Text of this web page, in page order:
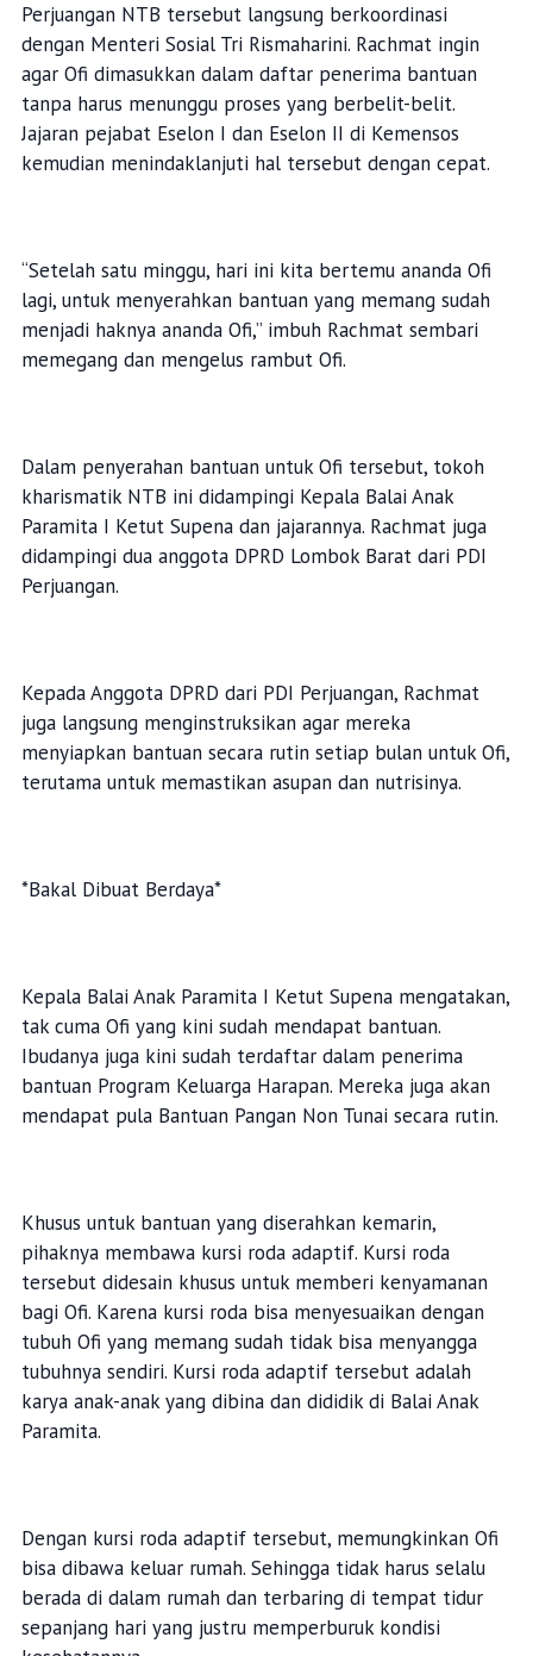
Perjuangan NTB tersebut langsung berkoordinasi
dengan Menteri Sosial Tri Rismaharini. Rachmat ingin
agar Ofi dimasukkan dalam daftar penerima bantuan
tanpa harus menunggu proses yang berbelit-belit.
Jajaran pejabat Eselon I dan Eselon II di Kemensos
kemudian menindaklanjuti hal tersebut dengan cepat.
“Setelah satu minggu, hari ini kita bertemu ananda Ofi
lagi, untuk menyerahkan bantuan yang memang sudah
menjadi haknya ananda Ofi,” imbuh Rachmat sembari
memegang dan mengelus rambut Ofi.
Dalam penyerahan bantuan untuk Ofi tersebut, tokoh
kharismatik NTB ini didampingi Kepala Balai Anak
Paramita I Ketut Supena dan jajarannya. Rachmat juga
didampingi dua anggota DPRD Lombok Barat dari PDI
Perjuangan.
Kepada Anggota DPRD dari PDI Perjuangan, Rachmat
juga langsung menginstruksikan agar mereka
menyiapkan bantuan secara rutin setiap bulan untuk Ofi,
terutama untuk memastikan asupan dan nutrisinya.
*Bakal Dibuat Berdaya*
Kepala Balai Anak Paramita I Ketut Supena mengatakan,
tak cuma Ofi yang kini sudah mendapat bantuan.
Ibudanya juga kini sudah terdaftar dalam penerima
bantuan Program Keluarga Harapan. Mereka juga akan
mendapat pula Bantuan Pangan Non Tunai secara rutin.
Khusus untuk bantuan yang diserahkan kemarin,
pihaknya membawa kursi roda adaptif. Kursi roda
tersebut didesain khusus untuk memberi kenyamanan
bagi Ofi. Karena kursi roda bisa menyesuaikan dengan
tubuh Ofi yang memang sudah tidak bisa menyangga
tubuhnya sendiri. Kursi roda adaptif tersebut adalah
karya anak-anak yang dibina dan dididik di Balai Anak
Paramita.
Dengan kursi roda adaptif tersebut, memungkinkan Ofi
bisa dibawa keluar rumah. Sehingga tidak harus selalu
berada di dalam rumah dan terbaring di tempat tidur
sepanjang hari yang justru memperburuk kondisi